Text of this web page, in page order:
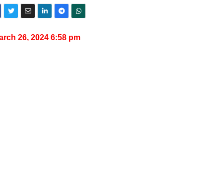
26, 2024 6:58 pm